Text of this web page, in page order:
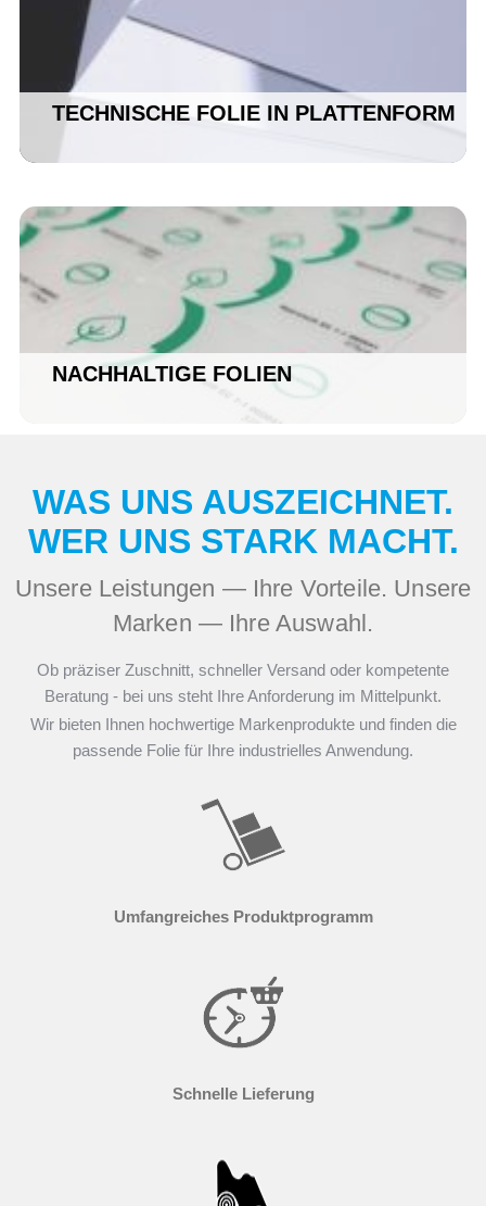
TECHNISCHE FOLIE IN PLATTENFORM
NACHHALTIGE FOLIEN
WAS UNS AUSZEICHNET.
WER UNS STARK MACHT.
Unsere Leistungen — Ihre Vorteile. Unsere
Marken — Ihre Auswahl.
Ob präziser Zuschnitt, schneller Versand oder kompetente
Beratung - bei uns steht Ihre Anforderung im Mittelpunkt.
Wir bieten Ihnen hochwertige Markenprodukte und finden die
passende Folie für Ihre industrielles Anwendung.
Umfangreiches Produktprogramm
Schnelle Lieferung